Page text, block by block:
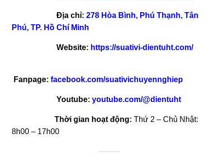
Địa chỉ: 278 Hòa Bình, Phú Thạnh, Tân
Phú, TP. Hồ Chí Minh
Website: https://suativi-dientuht.com/
Fanpage: facebook.com/suativichuyennghiep
Youtube: youtube.com/@dientuht
Thời gian hoạt động: Thứ 2 – Chủ Nhật:
8h00 – 17h00